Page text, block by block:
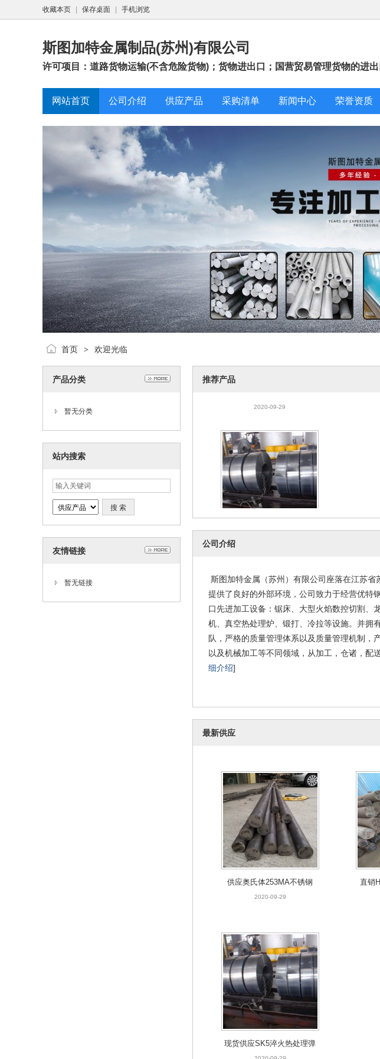
收藏本页 保存桌面 手机浏览
斯图加特金属制品(苏州)有限公司
许可项目：道路货物运输(不含危险货物)；货物进出口；国营贸易管理货物的进
网站首页 公司介绍 供应产品 采购清单 新闻中心 荣誉资质
首页 > 欢迎光临
产品分类
暂无分类
站内搜索
友情链接
暂无链接
推荐产品
钢 253Ma不锈钢板材 圆棒 锻
2020-09-29
氏合
现货供应SK5淬火热处理弹簧
钢 253Ma不锈钢板材 圆棒 锻
件 现货
氏合金
现货供应SK5淬火热处理弹簧
钢带 sk5弹簧钢板 SK5硬态发
蓝钢带
2020-09-29
公司介绍
斯图加特金属（苏州）有限公司座落在江苏
提供了良好的外部环境，公司致力于经营优特
口先进加工设备：锯床、大型火焰数控切割、
机、真空热处理炉、锻打、冷拉等设施。并拥
队，严格的质量管理体系以及质量管理机制，
以及机械加工等不同领域，从加工，仓诸，配
细介绍]
最新供应
供应奥氏体253MA不锈钢
棒 圆钢 253Ma不锈钢板材
2020-09-29
直销
哈氏
现货供应SK5淬火热处理弹